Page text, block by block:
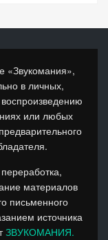
«Звукомания»,
в личных,
или любых
материалов
письменного
источника
ЗВУКОМАНИЯ.